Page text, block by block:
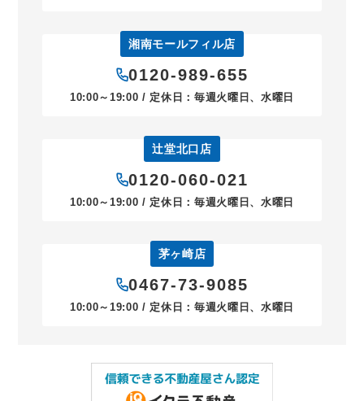
湘南モールフィル店
0120-989-655
10:00～19:00 / 定休日：毎週火曜日、水曜日
辻堂北口店
0120-060-021
10:00～19:00 / 定休日：毎週火曜日、水曜日
茅ヶ崎店
0467-73-9085
10:00～19:00 / 定休日：毎週火曜日、水曜日